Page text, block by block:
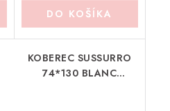
DO KOŠÍKA
KOBEREC SUSSURRO
74*130 BLANC